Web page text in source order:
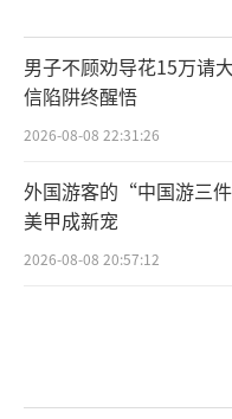
男子不顾劝导花15万请
信陷阱终醒悟
2026-08-08 22:31:26
外国游客的“中国游三
美甲成新宠
2026-08-08 20:57:12